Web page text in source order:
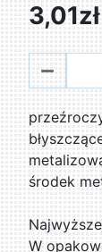
3,01zł
środek
W